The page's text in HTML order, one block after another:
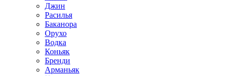
Джин
Расилья
Баканора
Орухо
Водка
Коньяк
Бренди
Арманьяк